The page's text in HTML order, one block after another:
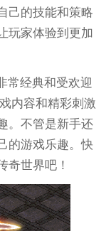
己的技能和策略
玩家体验到更加
常经典和受欢迎
内容和精彩刺激
。不管是新手还
的游戏乐趣。快
奇世界吧！